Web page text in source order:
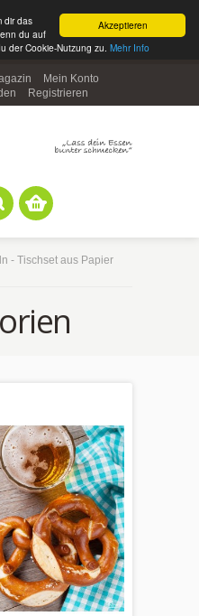
Akzeptieren
dir das
du auf
der Cookie-Nutzung zu. Mehr Info
Mein Konto
Registrieren
- Tischset aus Papier